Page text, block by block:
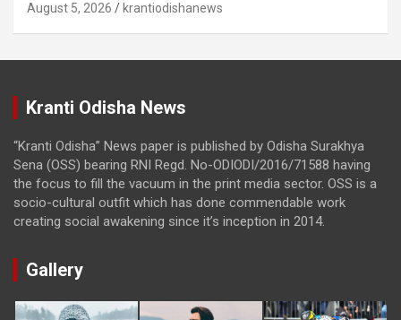
August 5, 2026 krantiodishanews
Kranti Odisha News
“Kranti Odisha” News paper is published by Odisha Surakhya
Sena (OSS) bearing RNI Regd. No-ODIODI/2016/71588 having
the focus to fill the vacuum in the print media sector. OSS is a
socio-cultural outfit which has done commendable work
creating social awakening since it’s inception in 2014.
Gallery